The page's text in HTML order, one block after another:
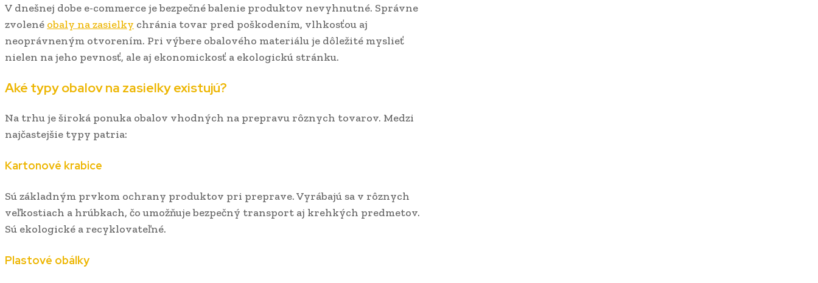
V dnešnej dobe e-commerce je bezpečné balenie produktov nevyhnutné. Správne
zvolené obaly na zasielky chránia tovar pred poškodením, vlhkosťou aj
neoprávneným otvorením. Pri výbere obalového materiálu je dôležité myslieť
nielen na jeho pevnosť, ale aj ekonomickosť a ekologickú stránku.
Aké typy obalov na zasielky existujú?
Na trhu je široká ponuka obalov vhodných na prepravu rôznych tovarov. Medzi
najčastejšie typy patria:
Kartonové krabice
Sú základným prvkom ochrany produktov pri preprave. Vyrábajú sa v rôznych
veľkostiach a hrúbkach, čo umožňuje bezpečný transport aj krehkých predmetov.
Sú ekologické a recyklovateľné.
Plastové obálky